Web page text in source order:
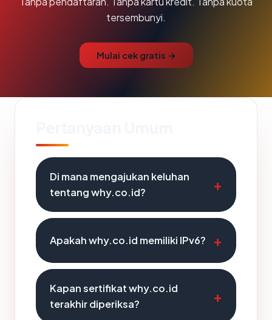
tersembunyi.
Mulai cek gratis →
Di mana mengajukan keluhan
tentang why.co.id?
Apakah why.co.id memiliki IPv6?
Kapan sertifikat why.co.id
terakhir diperiksa?